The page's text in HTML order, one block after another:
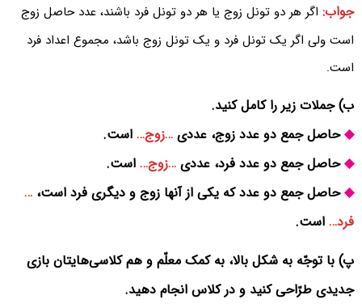
جواب: اگر ھر دو تونل زوج یا ھر دو تونل فرد باشند، عدد حاصل زوج
است ولی اگر یک تونل فرد و یک تونل زوج باشد، مجموع اعداد فرد
است.
ب) جملات زیر را کامل کنید.
◆حاصل جمع دو عدد زوج، عددی …زوج… است.
◆حاصل جمع دو عدد فرد، عددی …زوج… است.
◆حاصل جمع دو عدد که یکی از آنها زوج و دیگری فرد است، …
فرد… است.
پ) با توجّه به شکل بالا، به کمک معلّم و هم کلاسی‌هایتان بازی
جدیدی طرّاحی کنید و در کلاس انجام دهید.